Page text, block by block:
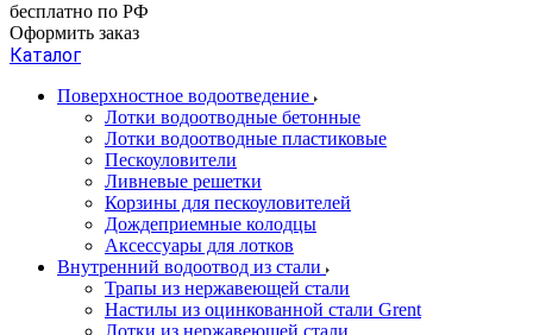
бесплатно по РФ
Оформить заказ
Каталог
Поверхностное водоотведение
Лотки водоотводные бетонные
Лотки водоотводные пластиковые
Пескоуловители
Ливневые решетки
Корзины для пескоуловителей
Дождеприемные колодцы
Аксессуары для лотков
Внутренний водоотвод из стали
Трапы из нержавеющей стали
Настилы из оцинкованной стали Grent
Лотки из нержавеющей стали